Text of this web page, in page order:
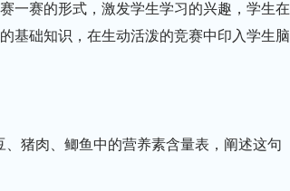
一赛的形式，激发学生学习的兴趣，学生在
基础知识，在生动活泼的竞赛中印入学生脑
、猪肉、鲫鱼中的营养素含量表，阐述这句